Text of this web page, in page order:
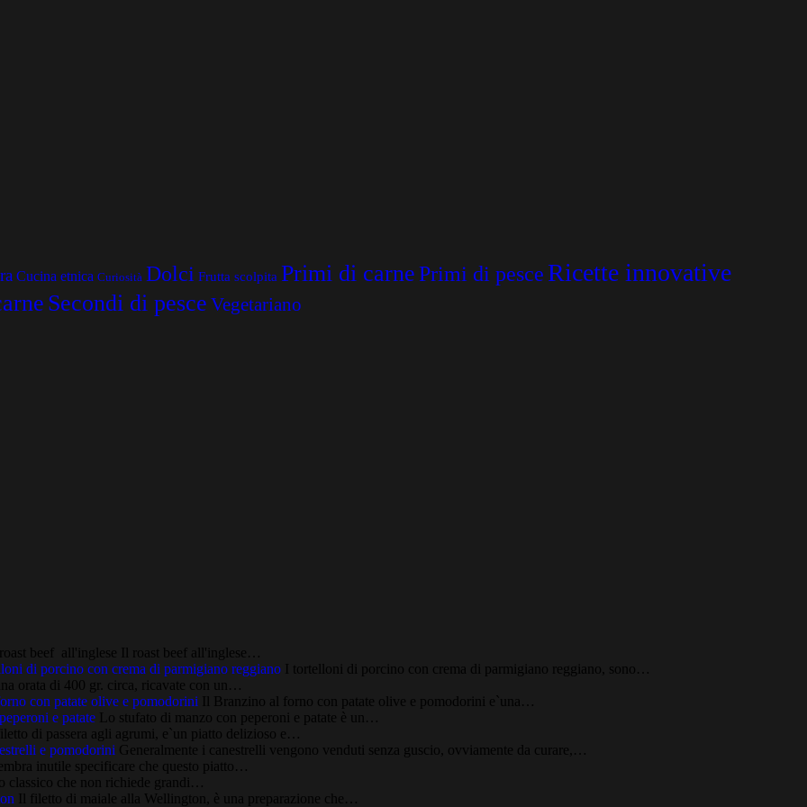
Cucina etnica Curiosità Dolci Frutta scolpita Primi di carnePrimi di pesceRicette innovative
Secondi di pesce Vegetariano
beef all'inglese Il roast beef all'inglese…
di porcino con crema di parmigiano reggiano I tortelloni di porcino con crema di parmigiano reggiano, sono…
orata di 400 gr. circa, ricavate con un…
con patate olive e pomodorini Il Branzino al forno con patate olive e pomodorini e`una…
e patate Lo stufato di manzo con peperoni e patate è un…
di passera agli agrumi, e`un piatto delizioso e…
e pomodorini Generalmente i canestrelli vengono venduti senza guscio, ovviamente da curare,…
inutile specificare che questo piatto…
classico che non richiede grandi…
Il filetto di maiale alla Wellington, è una preparazione che…